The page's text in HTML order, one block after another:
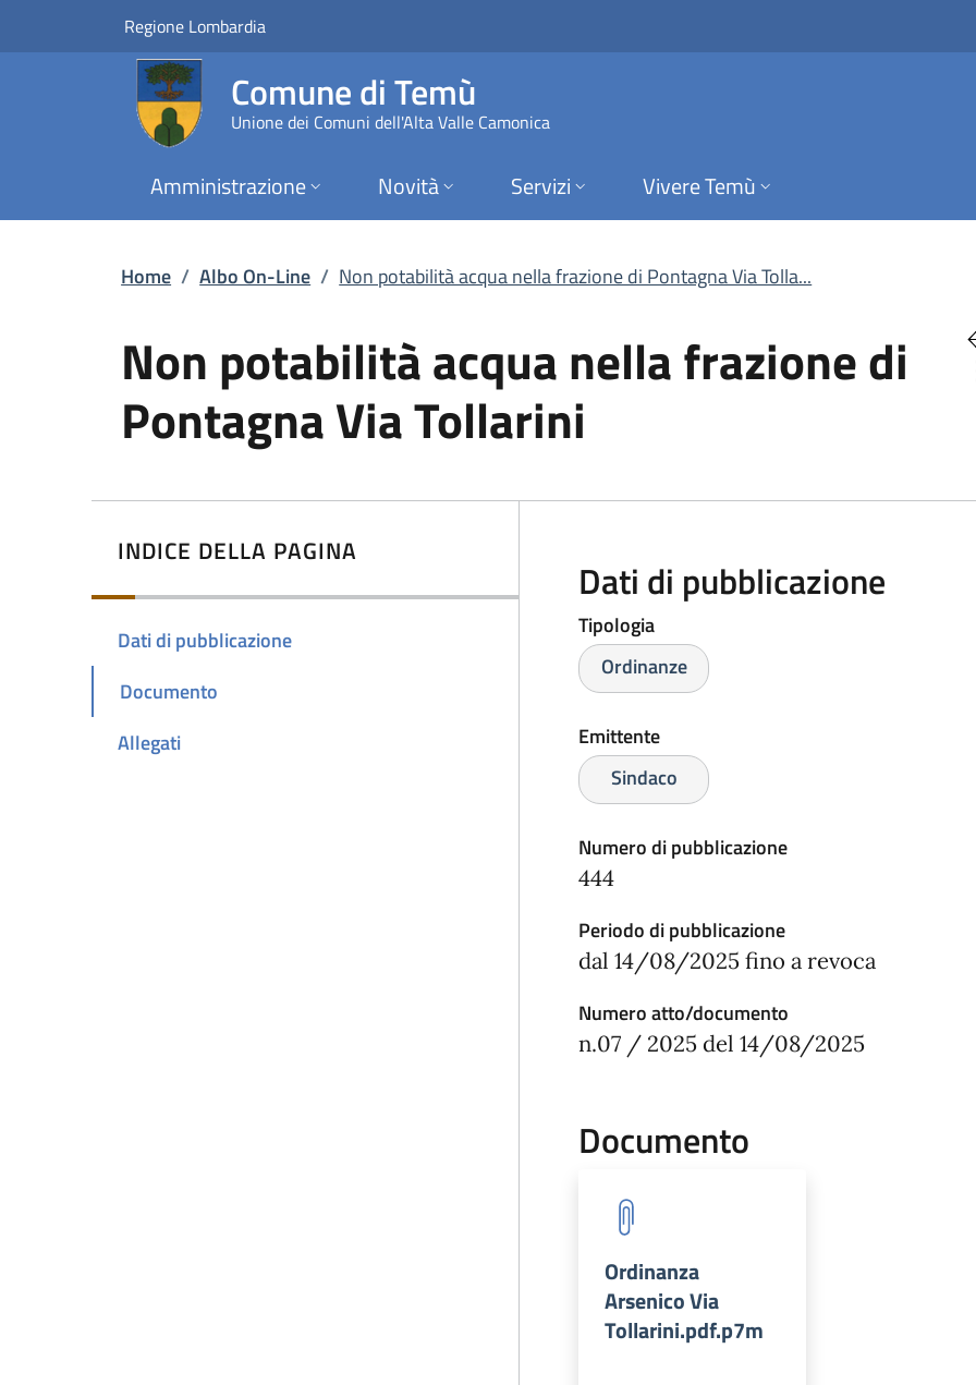
Vai al contenuto principale
Non potabilità acqua nella frazione di
Regione Lombardia
Comune di Temù
Unione dei Comuni dell'Alta Valle Camonica
Amministrazione Novità Servizi Vivere Temù
Home / Albo On-Line / Non potabilità acqua nella frazione di Pontagna Via Tolla...
Non potabilità acqua nella frazione di
Pontagna Via Tollarini
INDICE DELLA PAGINA
Dati di pubblicazione
Documento
Allegati
Dati di pubblicazione
Tipologia
Ordinanze
Emittente
Sindaco
Numero di pubblicazione
444
Periodo di pubblicazione
dal 14/08/2025 fino a revoca
Numero atto/documento
n.07 / 2025 del 14/08/2025
Documento
Ordinanza
Arsenico Via
Tollarini.pdf.p7m